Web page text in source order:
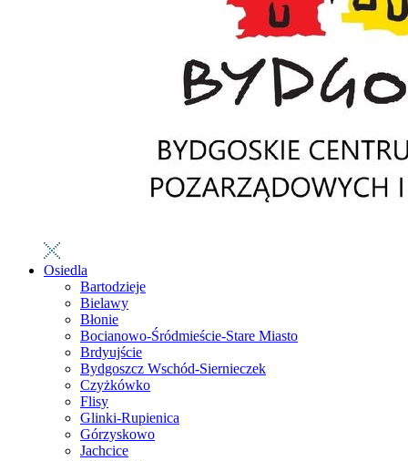
Osiedla
Bartodzieje
Bielawy
Błonie
Bocianowo-Śródmieście-Stare Miasto
Brdyujście
Bydgoszcz Wschód-Siernieczek
Czyżkówko
Flisy
Glinki-Rupienica
Górzyskowo
Jachcice